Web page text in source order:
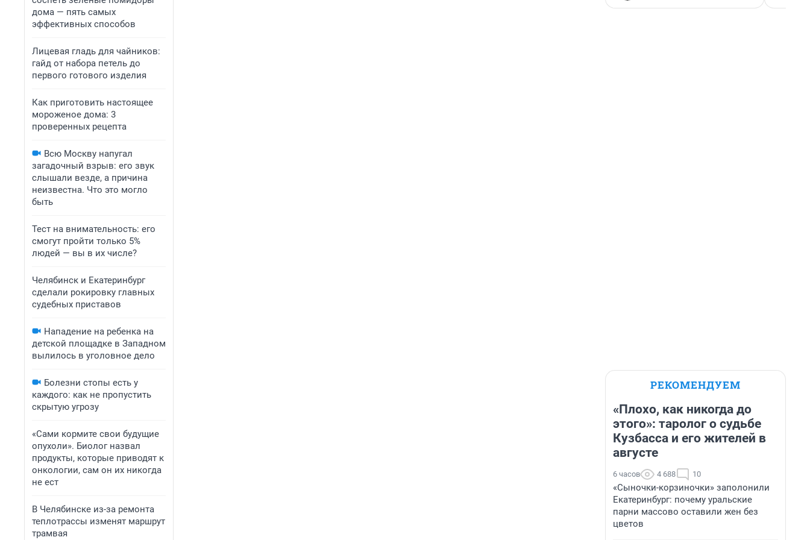
дома — пять самых
эффективных способов
Лицевая гладь для чайников:
гайд от набора петель до
первого готового изделия
Как приготовить настоящее
мороженое дома: 3
проверенных рецепта
Всю Москву напугал
загадочный взрыв: его звук
слышали везде, а причина
неизвестна. Что это могло
быть
Тест на внимательность: его
смогут пройти только 5%
людей — вы в их числе?
Челябинск и Екатеринбург
сделали рокировку главных
судебных приставов
Нападение на ребенка на
детской площадке в Западном
вылилось в уголовное дело
Болезни стопы есть у
каждого: как не пропустить
скрытую угрозу
«Сами кормите свои будущие
опухоли». Биолог назвал
продукты, которые приводят к
онкологии, сам он их никогда
не ест
В Челябинске из-за ремонта
теплотрассы изменят маршрут
трамвая
РЕКОМЕНДУЕМ
«Плохо, как никогда до
этого»: таролог о судьбе
Кузбасса и его жителей в
августе
6 часов 4 688 10
«Сыночки-корзиночки» заполонили
Екатеринбург: почему уральские
парни массово оставили жен без
цветов